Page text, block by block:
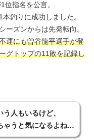
指名を公言。
釣りに成功しました。
ーズンからは先発転向。
運にも曽谷龍平選手が登
グトップの11敗を記録し
人もいるけど、
ゃうと気になるよね…